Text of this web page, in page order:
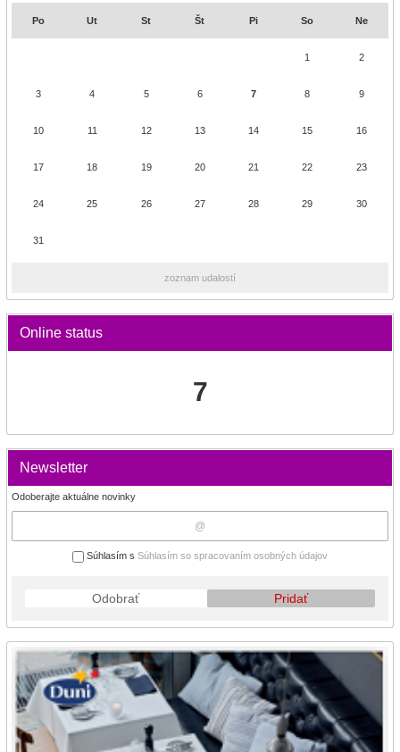
Po Ut St Št Pi So Ne
1 2
3 4 5 6 7 8 9
10 11 12 13 14 15 16
17 18 19 20 21 22 23
24 25 26 27 28 29 30
31
zoznam udalostí
Online status
7
Newsletter
Odoberajte aktuálne novinky
Súhlasím s Súhlasím so spracovaním osobných údajov
Odobrať Pridať